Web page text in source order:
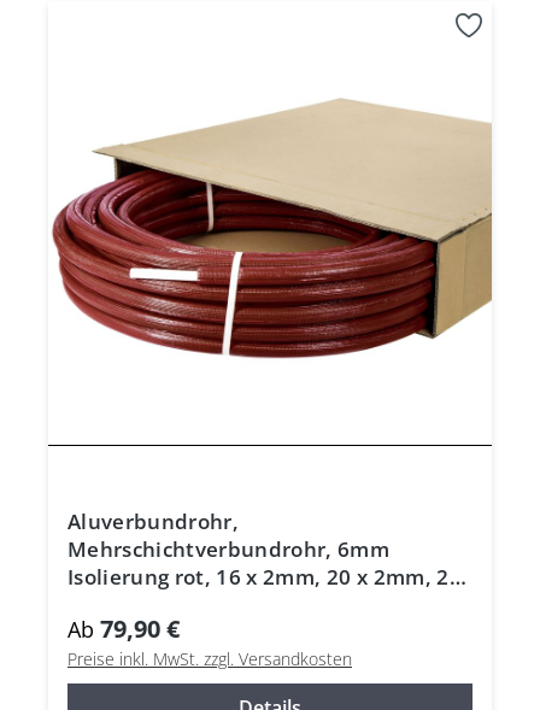
Aluverbundrohr,
Mehrschichtverbundrohr, 6mm
Isolierung rot, 16 x 2mm, 20 x 2mm, 26
Ab 79,90 €
Preise inkl. MwSt. zzgl. Versandkosten